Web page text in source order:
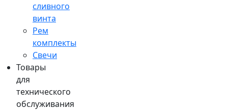
сливного
винта
Рем
комплекты
Свечи
Товары
для
технического
обслуживания